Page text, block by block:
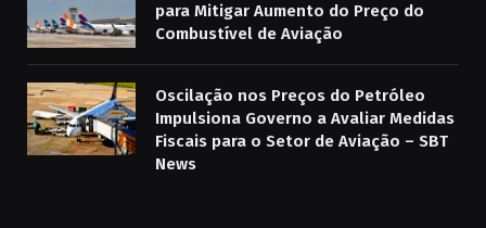
para Mitigar Aumento do Preço do
Combustível de Aviação
Oscilação nos Preços do Petróleo
Impulsiona Governo a Avaliar Medidas
Fiscais para o Setor de Aviação – SBT
News